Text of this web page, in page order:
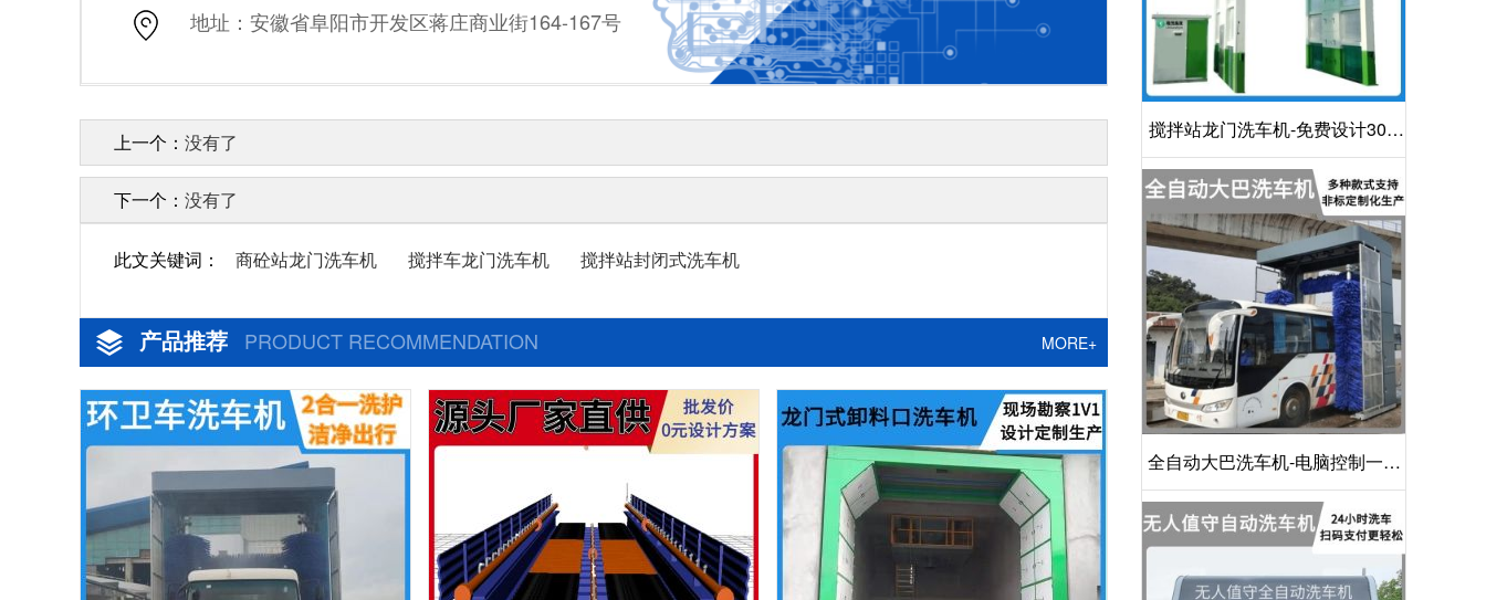
地址：安徽省阜阳市开发区蒋庄商业街164-167号
上一个： 没有了
下一个： 没有了
此文关键词： 商砼站龙门洗车机 搅拌车龙门洗车机 搅拌站封闭式洗车机
产品推荐 PRODUCT RECOMMENDATION MORE+
搅拌站龙门洗车机-免费设计30S
洁净方案[隆茂鑫晟]
全自动大巴洗车机-电脑控制一键
启动清洗[隆茂鑫晟]